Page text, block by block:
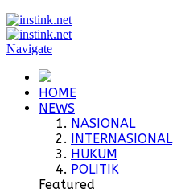
Navigate
HOME
NEWS
NASIONAL
INTERNASIONAL
HUKUM
POLITIK
Featured